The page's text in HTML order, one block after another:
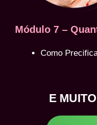
Módulo 7 –
Como
E